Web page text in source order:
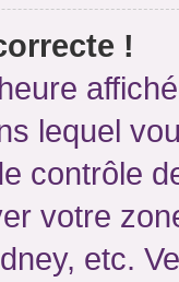
!
lequel
contrôle
votre
etc.